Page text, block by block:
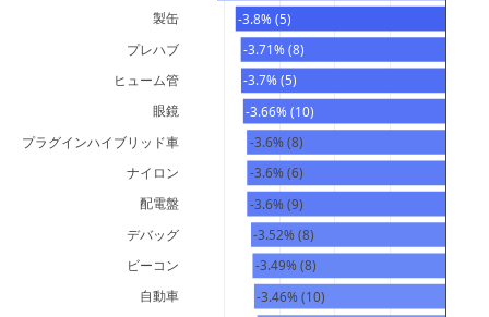
-3.46% (10)
-3.49% (8)
-3.52% (8)
-3.6% (9)
-3.6% (6)
-3.6% (8)
-3.66% (10)
-3.7% (5)
-3.71% (8)
-3.8% (5)
自動車
ビーコン
デバッグ
配電盤
ナイロン
プラグインハイブリッド車
眼鏡
ヒューム管
プレハブ
製缶